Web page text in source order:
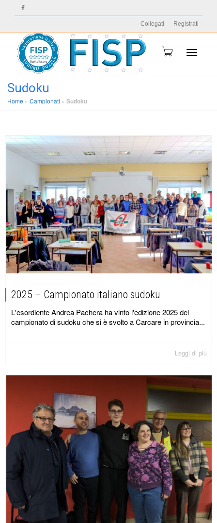
Collegati Registrati
Sudoku
Home » Campionati » Sudoku
2025 – Campionato italiano sudoku
L'esordiente Andrea Pachera ha vinto l'edizione 2025 del
campionato di sudoku che si è svolto a Carcare in provincia...
Leggi di più